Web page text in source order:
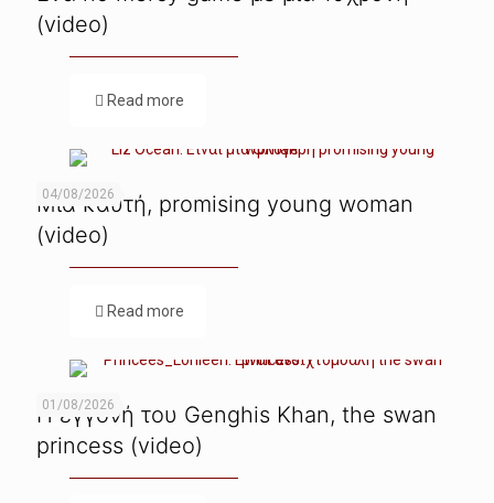
(video)
Read more
04/08/2026
Μια καυτή, promising young woman
(video)
Read more
01/08/2026
Η εγγονή του Genghis Khan, the swan
princess (video)